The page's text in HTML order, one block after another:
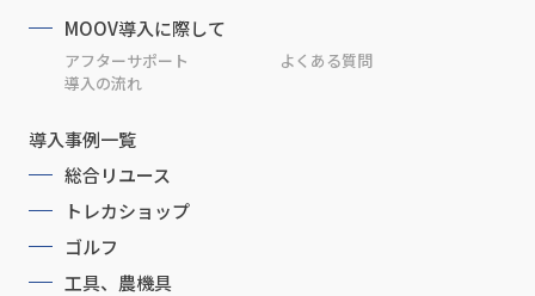
MOOV導入に際して
アフターサポート
よくある質問
導入の流れ
導入事例一覧
総合リユース
トレカショップ
ゴルフ
工具、農機具